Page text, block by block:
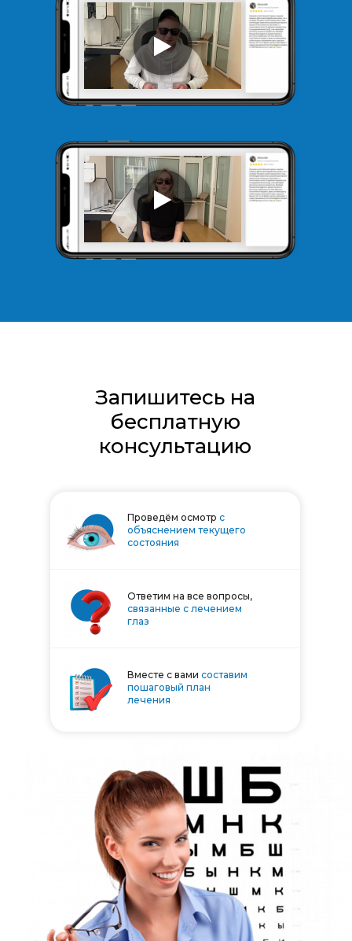
Запишитесь на
бесплатную
консультацию
Проведём осмотр с
объяснением текущего
состояния
Ответим на все вопросы,
связанные с лечением
глаз
Вместе с вами составим
пошаговый план
лечения